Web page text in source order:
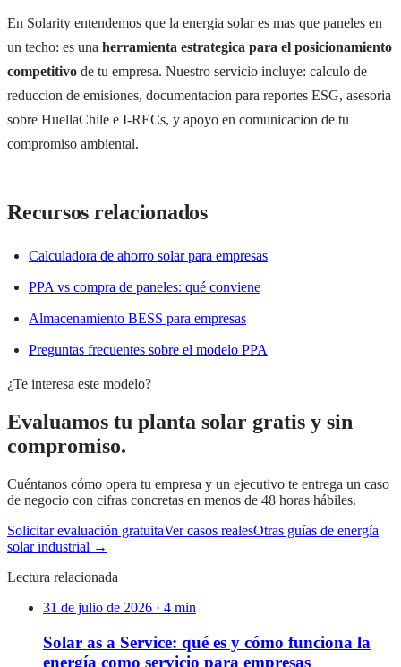
En Solarity entendemos que la energia solar es mas que paneles en
un techo: es una herramienta estrategica para el posicionamiento
competitivo de tu empresa. Nuestro servicio incluye: calculo de
reduccion de emisiones, documentacion para reportes ESG, asesoria
sobre HuellaChile e I-RECs, y apoyo en comunicacion de tu
compromiso ambiental.
Recursos relacionados
Calculadora de ahorro solar para empresas
PPA vs compra de paneles: qué conviene
Almacenamiento BESS para empresas
Preguntas frecuentes sobre el modelo PPA
¿Te interesa este modelo?
Evaluamos tu planta solar gratis y sin
compromiso.
Cuéntanos cómo opera tu empresa y un ejecutivo te entrega un caso
de negocio con cifras concretas en menos de 48 horas hábiles.
Solicitar evaluación gratuitaVer casos realesOtras guías de energía
solar industrial →
Lectura relacionada
31 de julio de 2026 · 4 min
Solar as a Service: qué es y cómo funciona la
energía como servicio para empresas